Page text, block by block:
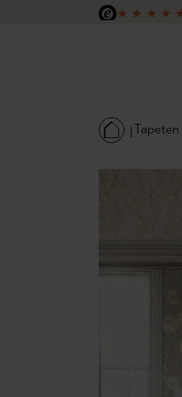
Hauptinhalt springen
Zur Suche springen
Zur Hauptnavigation
★ ★ ★ ★
Tapeten